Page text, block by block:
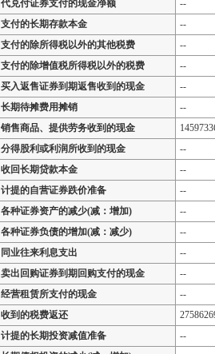
代兑付证券支付的现金净额
--
支付的长期存款本金
--
支付的除所得税以外的其他税费
--
支付的除增值税所得税以外的税费
--
买入返售证券到期返售收到的现金
--
长期待摊费用摊销
--
销售商品、提供劳务收到的现金
分得股利或利润所收到的现金
--
收回长期贷款本金
--
计提的自营证券跌价准备
--
各种证券资产的减少(减：增加)
--
各种证券负债的增加(减：减少)
--
同业往来利息支出
--
卖出回购证券到期回购支付的现金
--
经营租赁所支付的现金
--
收到的税费返还
计提的长期投资减值准备
--